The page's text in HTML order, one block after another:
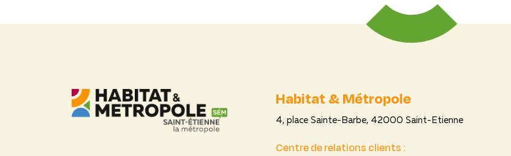
Habitat & Métropole
4, place Sainte-Barbe, 42000 Saint-Etienne
Centre de relations clients :